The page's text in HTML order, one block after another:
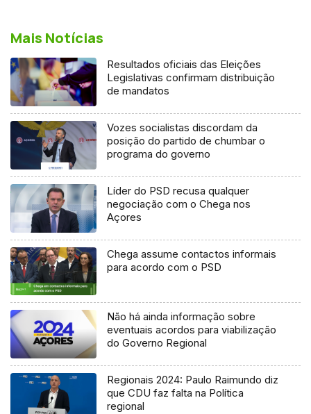
Mais Notícias
Resultados oficiais das Eleições
Legislativas confirmam distribuição
de mandatos
Vozes socialistas discordam da
posição do partido de chumbar o
programa do governo
Líder do PSD recusa qualquer
negociação com o Chega nos
Açores
Chega assume contactos informais
para acordo com o PSD
Não há ainda informação sobre
eventuais acordos para viabilização
do Governo Regional
Regionais 2024: Paulo Raimundo diz
que CDU faz falta na Política
regional